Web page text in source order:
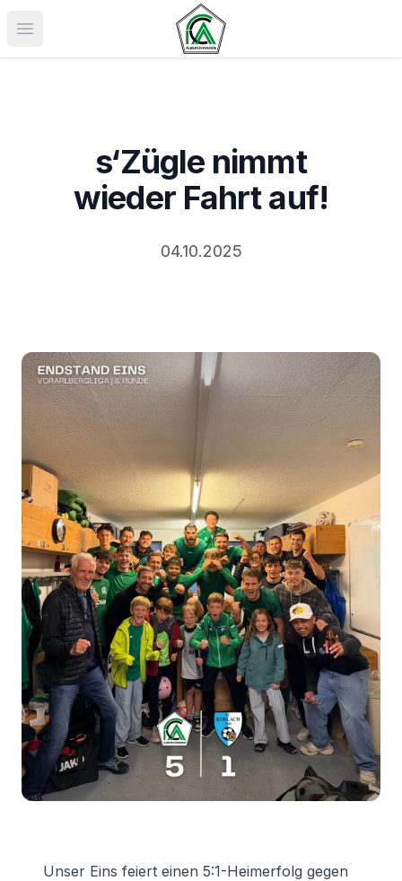
Menü öffnen
s‘Zügle nimmt
wieder Fahrt auf!
04.10.2025
Unser Eins feiert einen 5:1-Heimerfolg gegen